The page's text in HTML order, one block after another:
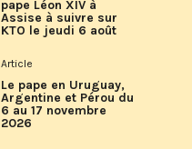
pape Léon XIV à
Assise à suivre sur
KTO le jeudi 6 août
Article
Le pape en Uruguay,
Argentine et Pérou du
6 au 17 novembre
2026